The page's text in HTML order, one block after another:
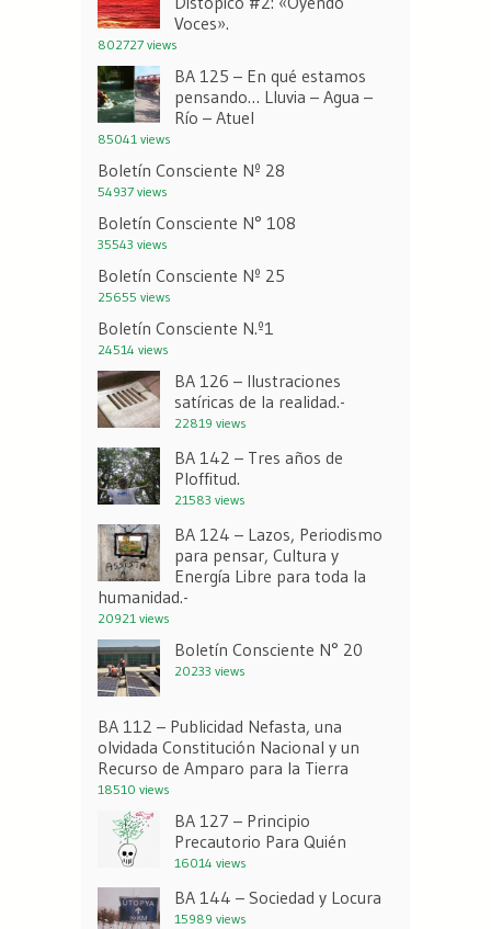
Voces».
802727 views
BA 125 – En qué estamos
pensando… Lluvia – Agua –
Río – Atuel
85041 views
Boletín Consciente Nº 28
54937 views
Boletín Consciente N° 108
35543 views
Boletín Consciente Nº 25
25655 views
Boletín Consciente N.º1
24514 views
BA 126 – Ilustraciones
satíricas de la realidad.-
22819 views
BA 142 – Tres años de
Ploffitud.
21583 views
BA 124 – Lazos, Periodismo
para pensar, Cultura y
Energía Libre para toda la
humanidad.-
20921 views
Boletín Consciente N° 20
20233 views
BA 112 – Publicidad Nefasta, una
olvidada Constitución Nacional y un
Recurso de Amparo para la Tierra
18510 views
BA 127 – Principio
Precautorio Para Quién
16014 views
BA 144 – Sociedad y Locura
15989 views